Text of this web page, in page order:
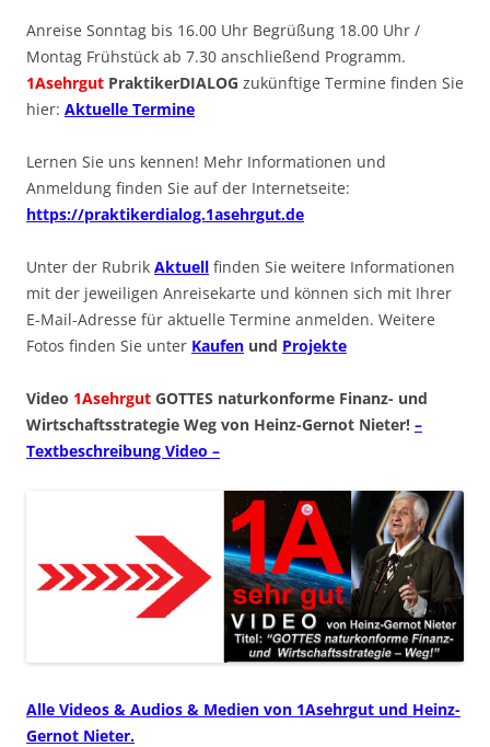
Anreise Sonntag bis 16.00 Uhr Begrüßung 18.00 Uhr /
Montag Frühstück ab 7.30 anschließend Programm.
1Asehrgut PraktikerDIALOG zukünftige Termine finden Sie
hier: Aktuelle Termine
Lernen Sie uns kennen! Mehr Informationen und
Anmeldung finden Sie auf der Internetseite:
https://praktikerdialog.1asehrgut.de
Unter der Rubrik Aktuell finden Sie weitere Informationen
mit der jeweiligen Anreisekarte und können sich mit Ihrer
E-Mail-Adresse für aktuelle Termine anmelden. Weitere
Fotos finden Sie unter Kaufen und Projekte
Video 1Asehrgut GOTTES naturkonforme Finanz- und
Wirtschaftsstrategie Weg von Heinz-Gernot Nieter! –
Textbeschreibung Video –
Alle Videos & Audios & Medien von 1Asehrgut und Heinz-
Gernot Nieter.